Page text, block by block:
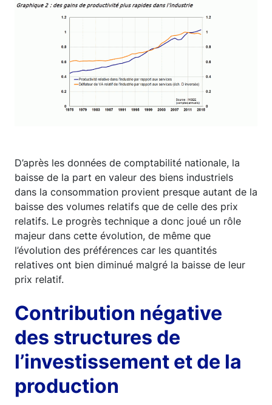
D’après les données de comptabilité nationale, la
baisse de la part en valeur des biens industriels
dans la consommation provient presque autant de la
baisse des volumes relatifs que de celle des prix
relatifs. Le progrès technique a donc joué un rôle
majeur dans cette évolution, de même que
l’évolution des préférences car les quantités
relatives ont bien diminué malgré la baisse de leur
prix relatif.
Contribution négative
des structures de
l’investissement et de la
production